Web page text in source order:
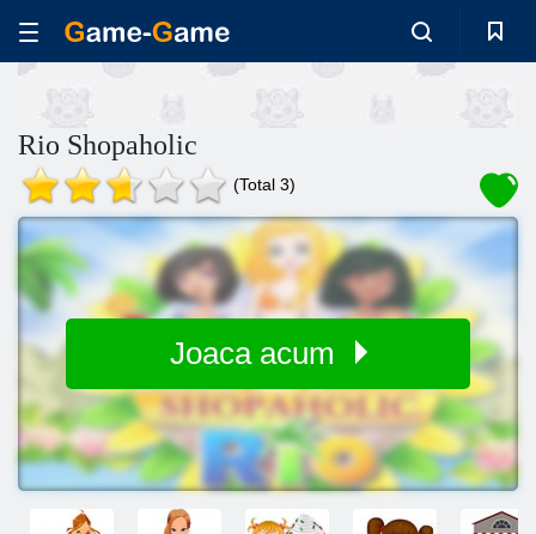
Rio Shopaholic
(Total 3)
Joaca acum